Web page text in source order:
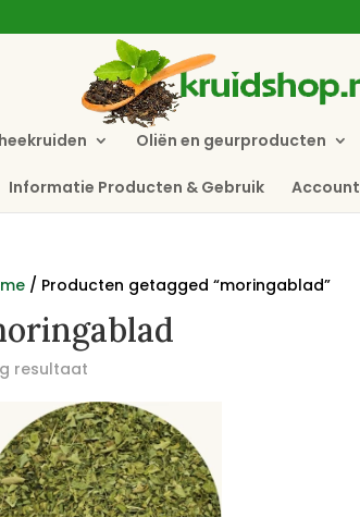
Oliën en geurproducten
Informatie Producten & Gebruik Account
/ Producten getagged “moringablad”
resultaat